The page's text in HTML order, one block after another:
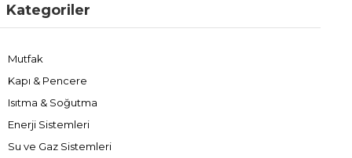
Kategoriler
Mutfak
Kapı & Pencere
Isıtma & Soğutma
Enerji Sistemleri
Su ve Gaz Sistemleri